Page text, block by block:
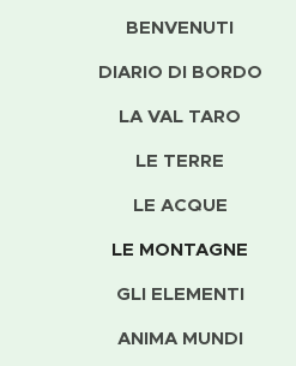
BENVENUTI
DIARIO DI BORDO
LA VAL TARO
LE TERRE
LE ACQUE
LE MONTAGNE
GLI ELEMENTI
ANIMA MUNDI